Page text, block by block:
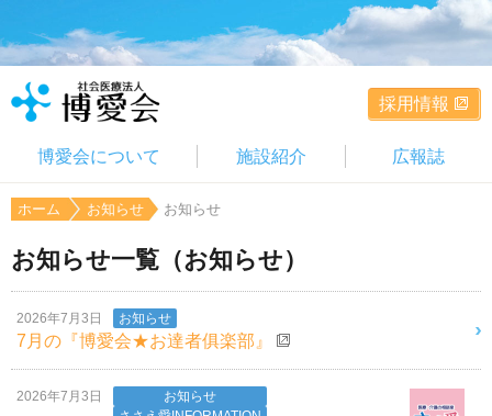
採用情報
博愛会について 施設紹介 広報誌
ホーム お知らせ お知らせ
お知らせ一覧（お知らせ）
2026年7月3日 お知らせ
7月の『博愛会★お達者俱楽部』
2026年7月3日
お知らせ